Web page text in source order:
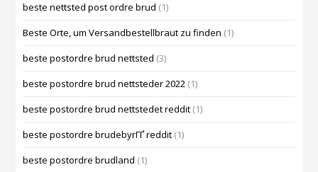
beste nettsted post ordre brud (1)
Beste Orte, um Versandbestellbraut zu finden (1)
beste postordre brud nettsted (3)
beste postordre brud nettsteder 2022 (1)
beste postordre brud nettstedet reddit (1)
beste postordre brudebyrГҐ reddit (1)
beste postordre brudland (1)